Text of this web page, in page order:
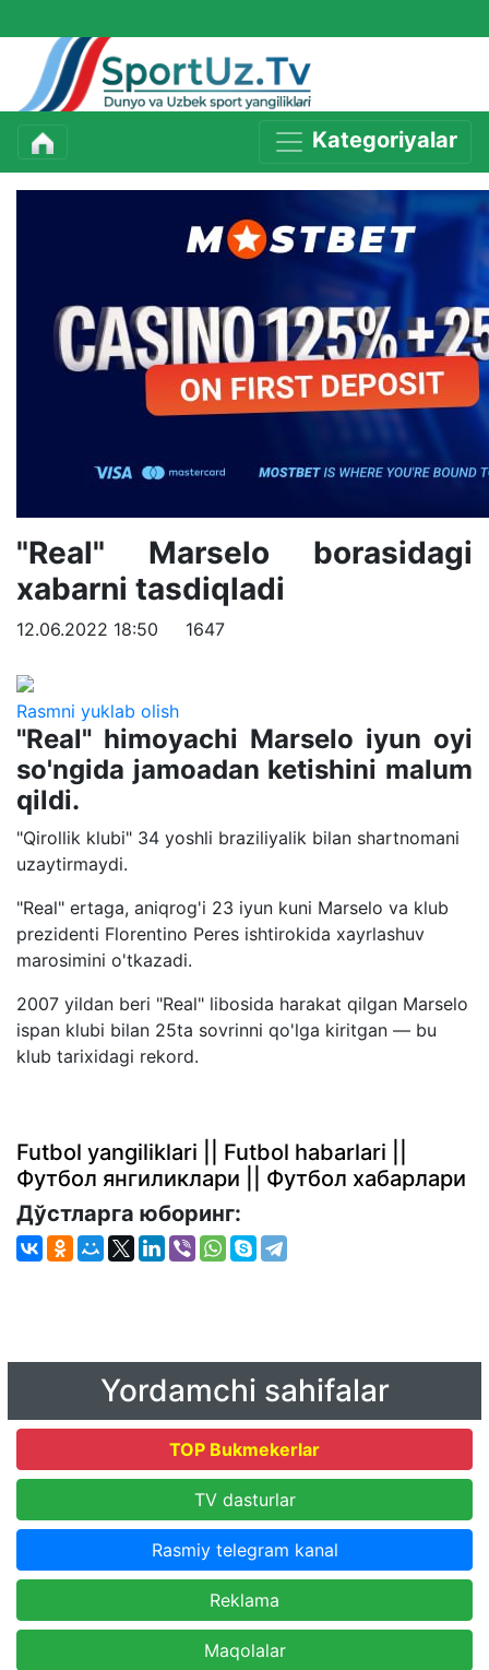
Kategoriyalar
"Real" Marselo borasidagi
xabarni tasdiqladi
12.06.2022 18:50 1647
Rasmni yuklab olish
"Real" himoyachi Marselo iyun oyi
so'ngida jamoadan ketishini malum
qildi.
"Qirollik klubi" 34 yoshli braziliyalik bilan shartnomani
uzaytirmaydi.
"Real" ertaga, aniqrog'i 23 iyun kuni Marselo va klub
prezidenti Florentino Peres ishtirokida xayrlashuv
marosimini o'tkazadi.
2007 yildan beri "Real" libosida harakat qilgan Marselo
ispan klubi bilan 25ta sovrinni qo'lga kiritgan — bu
klub tarixidagi rekord.
Futbol yangiliklari || Futbol habarlari ||
Футбол янгиликлари || Футбол хабарлари
Дўстларга юборинг:
Yordamchi sahifalar
TOP Bukmekerlar
TV dasturlar
Rasmiy telegram kanal
Reklama
Maqolalar